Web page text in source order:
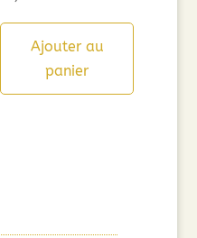
Ajouter au
panier